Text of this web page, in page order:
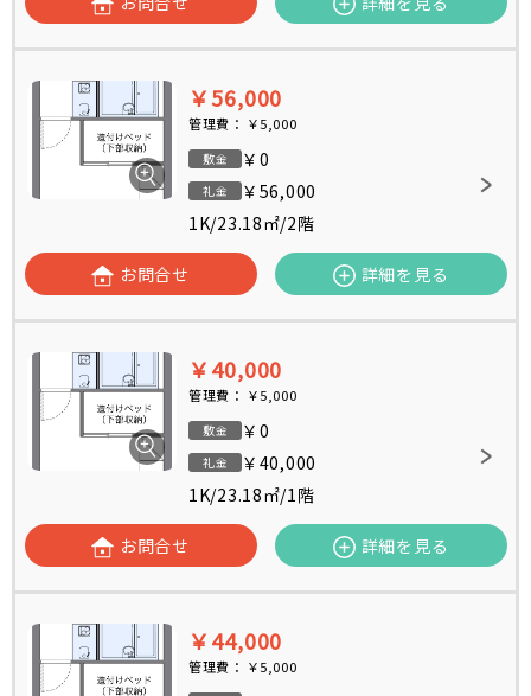
￥56,000
管理費： ￥5,000
敷金 ￥0
礼金
￥56,000
1K/23.18㎡/2階
お問合せ 詳細を見る
￥40,000
管理費： ￥5,000
敷金 ￥0
礼金
￥40,000
1K/23.18㎡/1階
お問合せ 詳細を見る
￥44,000
管理費： ￥5,000